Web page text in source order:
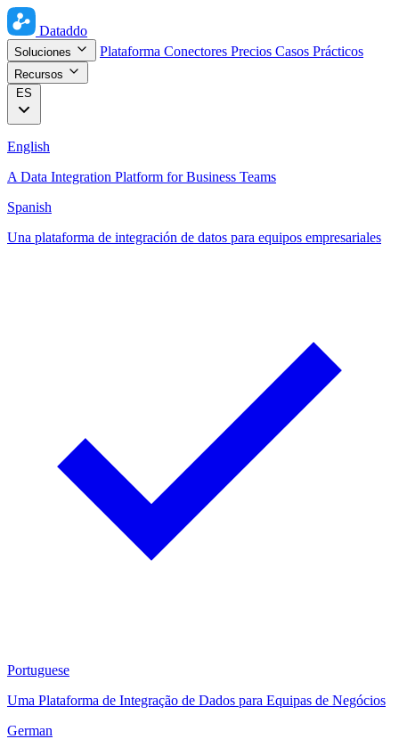
Dataddo
Soluciones Plataforma Conectores Precios Casos Prácticos
Recursos
ES
English
A Data Integration Platform for Business Teams
Spanish
Una plataforma de integración de datos para equipos empresariales
Portuguese
Uma Plataforma de Integração de Dados para Equipas de Negócios
German